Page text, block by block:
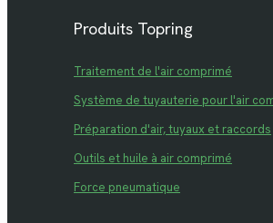
Produits Topring
Traitement de l'air comprimé
Système de tuyauterie pour l'air
Préparation d'air, tuyaux et raccords
Outils et huile à air comprimé
Force pneumatique